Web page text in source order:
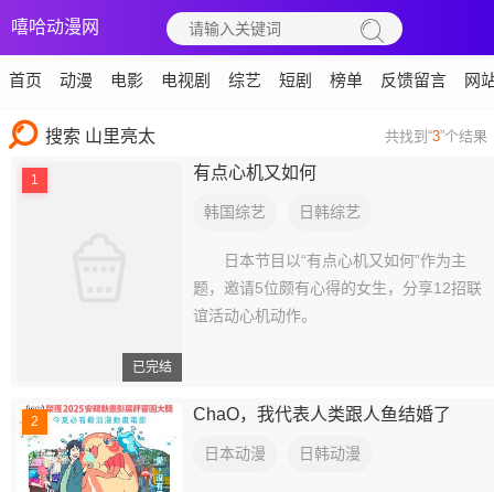
嘻哈动漫网
首页 动漫 电影 电视剧 综艺 短剧 榜单 反馈留言 网
搜索 山里亮太 共找到“3”个结果
已完结
1 有点心机又如何
韩国综艺 日韩综艺
日本节目以“有点心机又如何”作为主
题，邀请5位颇有心得的女生，分享12招联
谊活动心机动作。
2 ChaO，我代表人类跟人鱼结婚了
日本动漫 日韩动漫